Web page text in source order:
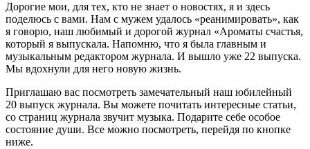
Дорогие мои, для тех, кто не знает о новостях, я и здесь
поделюсь с вами. Нам с мужем удалось «реанимировать», как
я говорю, наш любимый и дорогой журнал «Ароматы счастья,
который я выпускала. Напомню, что я была главным и
музыкальным редактором журнала. И вышло уже 22 выпуска.
Мы вдохнули для него новую жизнь.
Приглашаю вас посмотреть замечательный наш юбилейный
20 выпуск журнала. Вы можете почитать интересные статьи,
со страниц журнала звучит музыка. Подарите себе особое
состояние души. Все можно посмотреть, перейдя по кнопке
ниже.